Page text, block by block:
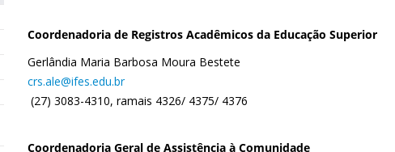
Coordenadoria de Registros Acadêmicos da Educação Superior
Gerlândia Maria Barbosa Moura Bestete
crs.ale@ifes.edu.br
(27) 3083-4310, ramais 4326/ 4375/ 4376
Coordenadoria Geral de Assistência à Comunidade